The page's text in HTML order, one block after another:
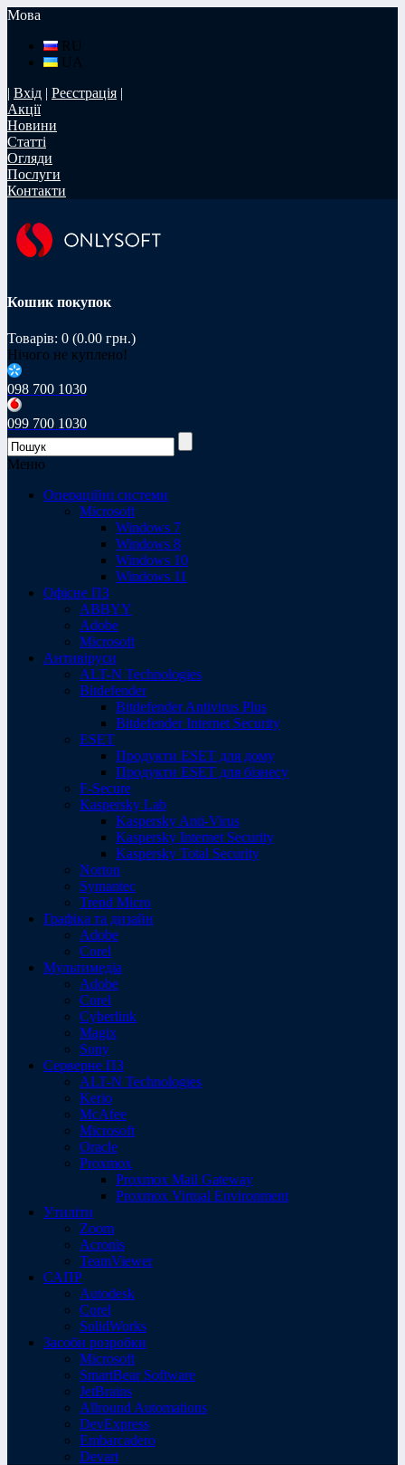
Мова
RU
UA
| Вхід | Реєстрація |
Акції
Новини
Статті
Огляди
Послуги
Контакти
Кошик покупок
Товарів: 0 (0.00 грн.)
Нічого не куплено!
098 700 1030
099 700 1030
Меню
Операційні системи
Microsoft
Windows 7
Windows 8
Windows 10
Windows 11
Офісне ПЗ
ABBYY
Adobe
Microsoft
Антивіруси
ALT-N Technologies
Bitdefender
Bitdefender Antivirus Plus
Bitdefender Internet Security
ESET
Продукти ESET для дому
Продукти ESET для бізнесу
F-Secure
Kaspersky Lab
Kaspersky Anti-Virus
Kaspersky Internet Security
Kaspersky Total Security
Norton
Symantec
Trend Micro
Графіка та дизайн
Adobe
Corel
Мультимедіа
Adobe
Corel
Cyberlink
Magix
Sony
Серверне ПЗ
ALT-N Technologies
Kerio
McAfee
Microsoft
Oracle
Proxmox
Proxmox Mail Gateway
Proxmox Virtual Environment
Утиліти
Zoom
Acronis
TeamViewer
САПР
Autodesk
Corel
SolidWorks
Засоби розробки
Microsoft
SmartBear Software
JetBrains
Allround Automations
DevExpress
Embarcadero
Devart